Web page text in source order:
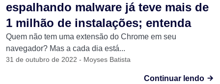
espalhando malware já teve mais de
1 milhão de instalações; entenda
Quem não tem uma extensão do Chrome em seu
navegador? Mas a cada dia está...
31 de outubro de 2022 - Moyses Batista
Continuar lendo